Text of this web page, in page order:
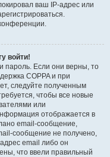
ваш IP-адрес или
войти!
пароль. Если они верны, то
COPPA и при
следуйте полученным
чтобы все новые
или
отображается в
email-сообщение,
сообщение не получено,
email либо он
что ввели правильный